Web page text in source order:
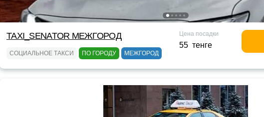
TAXI_SENATOR МЕЖГОРОД
СОЦИАЛЬНОЕ ТАКСИ ПО ГОРОДУ МЕЖГОРОД
Цена посадки
55 тенге